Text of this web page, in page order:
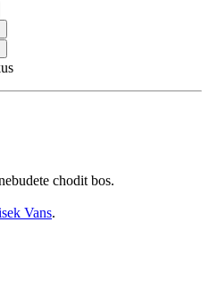
chodit bos.
Vans.